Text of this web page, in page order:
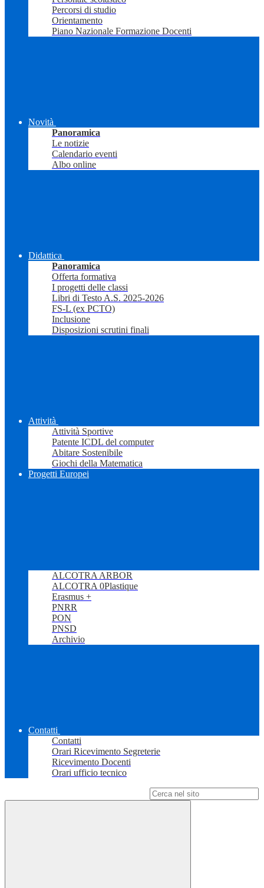
Percorsi di studio
Orientamento
Piano Nazionale Formazione Docenti
Novità
Panoramica
Le notizie
Calendario eventi
Albo online
Didattica
Panoramica
Offerta formativa
I progetti delle classi
Libri di Testo A.S. 2025-2026
FS-L (ex PCTO)
Inclusione
Disposizioni scrutini finali
Attività
Attività Sportive
Patente ICDL del computer
Abitare Sostenibile
Giochi della Matematica
Progetti Europei
ALCOTRA ARBOR
ALCOTRA 0Plastique
Erasmus +
PNRR
PON
PNSD
Archivio
Contatti
Contatti
Orari Ricevimento Segreterie
Ricevimento Docenti
Orari ufficio tecnico